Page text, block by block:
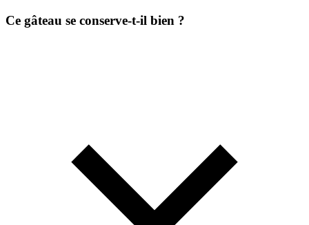
Ce gâteau se conserve-t-il bien ?